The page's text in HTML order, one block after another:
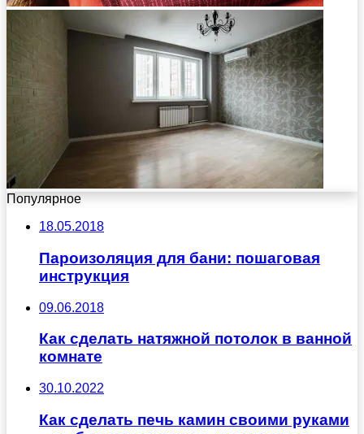
Популярное
18.05.2018
Пароизоляция для бани: пошаговая
инструкция
09.06.2018
Как сделать натяжной потолок в ванной
комнате
30.10.2022
Как сделать печь камин своими руками